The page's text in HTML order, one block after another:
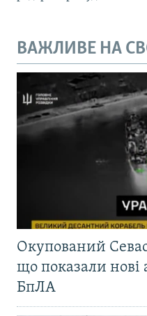
ВАЖЛИВЕ НА
Окупований
що показали нові
БпЛА